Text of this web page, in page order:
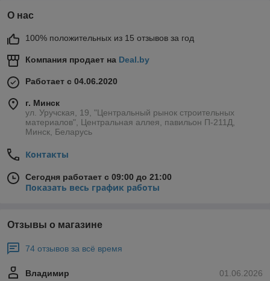
адресу: г. Минск, ул. Уручская 19, павильон 361а,
Возможна доставка!
Наш фирменный магазин:
Следите за нашими новостями:
Присоединяйтесь к нам в Facebook:
https://www.facebook.com/belprofil
Instagram:https://instagram.com/belprofil.by?
igshid=195mcojxshd6a
О нас
100% положительных из 15 отзывов за год
Компания продает на Deal.by
Работает с 04.06.2020
г. Минск
ул. Уручская, 19, "Центральный рынок строительных
материалов", Центральная аллея, павильон П-211Д,
Минск, Беларусь
Контакты
Сегодня работает с 09:00 до 21:00
Показать весь график работы
Отзывы о магазине
74 отзывов за всё время
01.06.2026
Владимир